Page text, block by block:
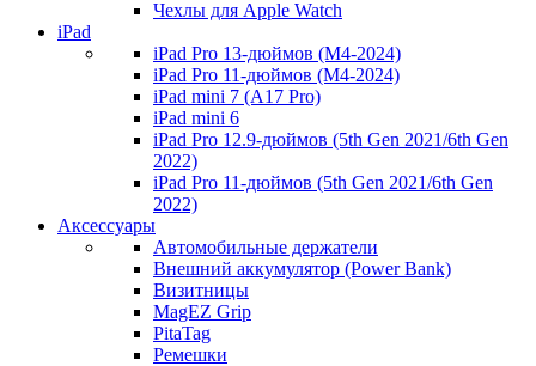
Чехлы для Apple Watch
iPad
iPad Pro 13-дюймов (M4-2024)
iPad Pro 11-дюймов (M4-2024)
iPad mini 7 (A17 Pro)
iPad mini 6
iPad Pro 12.9-дюймов (5th Gen 2021/6th Gen
2022)
iPad Pro 11-дюймов (5th Gen 2021/6th Gen
2022)
Аксессуары
Автомобильные держатели
Внешний аккумулятор (Power Bank)
Визитницы
MagEZ Grip
PitaTag
Ремешки